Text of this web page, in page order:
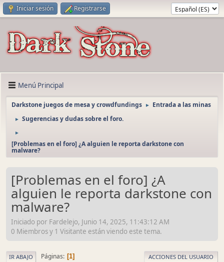
Iniciar sesión Registrarse
Menú Principal
Darkstone juegos de mesa y crowdfundings ► Entrada a las minas
► Sugerencias y dudas sobre el foro.
►
[Problemas en el foro] ¿A alguien le reporta darkstone con
malware?
[Problemas en el foro] ¿A
alguien le reporta darkstone con
malware?
Iniciado por Fardelejo, Junio 14, 2025, 11:43:12 AM
0 Miembros y 1 Visitante están viendo este tema.
IR ABAJO Páginas 1 ACCIONES DEL USUARIO